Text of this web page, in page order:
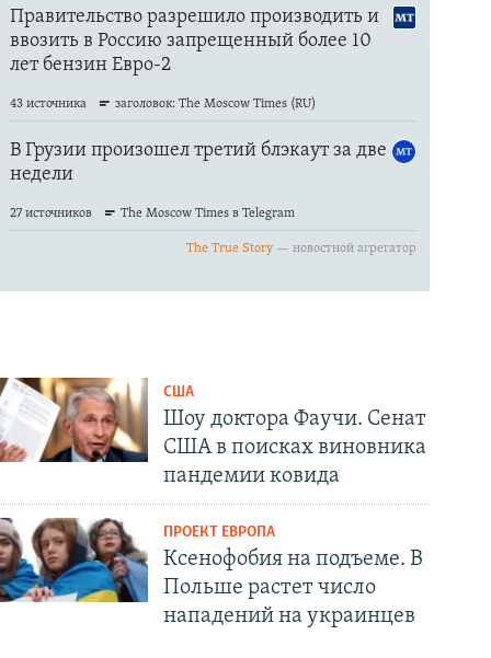
США
Шоу доктора Фаучи. Сенат
США в поисках виновника
пандемии ковида
ПРОЕКТ ЕВРОПА
Ксенофобия на подъеме. В
Польше растет число
нападений на украинцев